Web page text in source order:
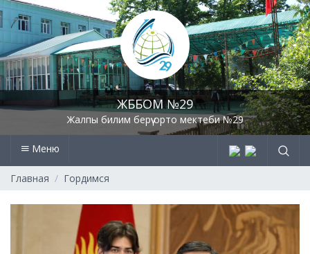
ЖББОМ №29
Жалпы билим берүү орто мектеби №29
Меню
Главная Гордимся